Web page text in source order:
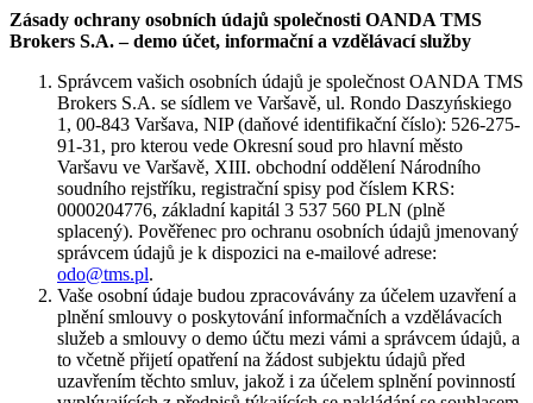
Zásady ochrany osobních údajů společnosti OANDA TMS
Brokers S.A. – demo účet, informační a vzdělávací služby
Správcem vašich osobních údajů je společnost OANDA TMS
Brokers S.A. se sídlem ve Varšavě, ul. Rondo Daszyńskiego
1, 00-843 Varšava, NIP (daňové identifikační číslo): 526-275-
91-31, pro kterou vede Okresní soud pro hlavní město
Varšavu ve Varšavě, XIII. obchodní oddělení Národního
soudního rejstříku, registrační spisy pod číslem KRS:
0000204776, základní kapitál 3 537 560 PLN (plně
splacený). Pověřenec pro ochranu osobních údajů jmenovaný
správcem údajů je k dispozici na e-mailové adrese:
odo@tms.pl.
Vaše osobní údaje budou zpracovávány za účelem uzavření a
plnění smlouvy o poskytování informačních a vzdělávacích
služeb a smlouvy o demo účtu mezi vámi a správcem údajů, a
to včetně přijetí opatření na žádost subjektu údajů před
uzavřením těchto smluv, jakož i za účelem splnění povinností